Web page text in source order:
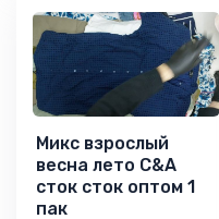
Микс взрослый
весна лето C&A
сток сток оптом 1
пак